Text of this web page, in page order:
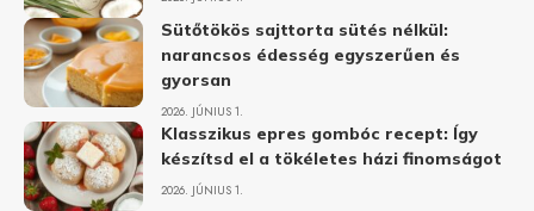
Sütőtökös sajttorta sütés nélkül:
narancsos édesség egyszerűen és
gyorsan
2026. JÚNIUS 1.
Klasszikus epres gombóc recept: Így
készítsd el a tökéletes házi finomságot
2026. JÚNIUS 1.